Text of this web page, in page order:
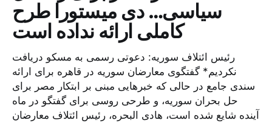
سیاسی… دی میستورا طرح
کاملی ارائه نداده است
رئیس ائتلاف سوریه: دعوتی رسمی به مسکو دریافت
نکردیم* گفتگوی معارضان سوریه در قاهره برای ارائه
سندی جامع در حالی که خبرهایی مبنی بر ابتکار مصر برای
حل بحران سوریه، و طرحی روسی برای گفتگو در ماه
آینده شایع شده است، هادی البحره، رئیس ائتلاف معارضان